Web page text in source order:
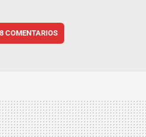
8 COMENTARIOS